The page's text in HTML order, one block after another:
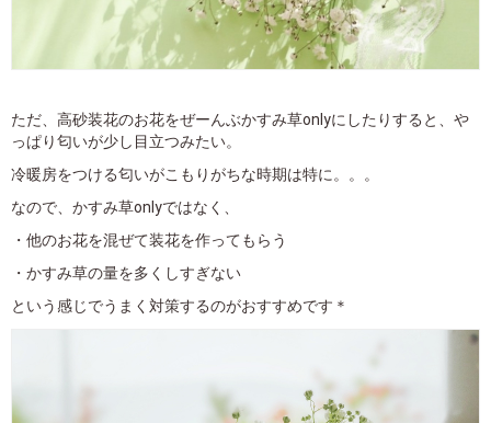
ただ、高砂装花のお花をぜーんぶかすみ草onlyにしたりすると、や
っぱり匂いが少し目立つみたい。
冷暖房をつける匂いがこもりがちな時期は特に。。。
なので、かすみ草onlyではなく、
・他のお花を混ぜて装花を作ってもらう
・かすみ草の量を多くしすぎない
という感じでうまく対策するのがおすすめです＊